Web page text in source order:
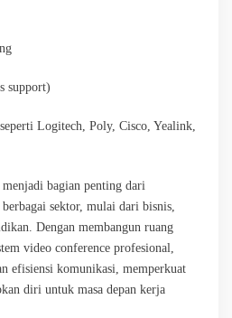
support)
Logitech, Poly, Cisco, Yealink,
bagian penting dari
sektor, mulai dari bisnis,
Dengan membangun ruang
video conference profesional,
efisiensi komunikasi, memperkuat
diri untuk masa depan kerja